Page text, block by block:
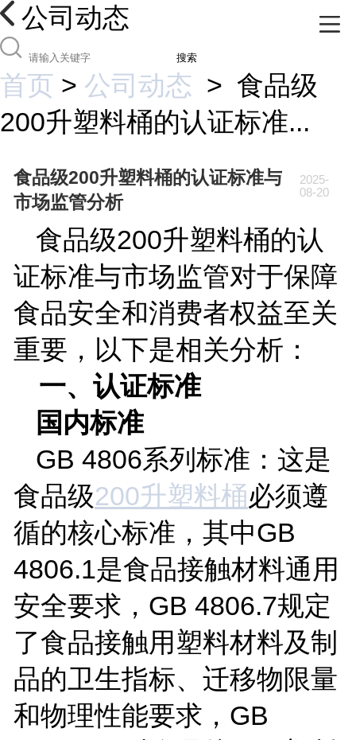
公司动态
搜索
首页 > 公司动态 > 食品级
200升塑料桶的认证标准...
食品级200升塑料桶的认证标准与
市场监管分析
2025-
08-20
食品级200升塑料桶的认
证标准与市场监管对于保障
食品安全和消费者权益至关
重要，以下是相关分析：
一、认证标准
国内标准
GB 4806系列标准：这是
食品级200升塑料桶必须遵
循的核心标准，其中GB
4806.1是食品接触材料通用
安全要求， GB 4806.7规定
了食品接触用塑料材料及制
品的卫生指标、迁移物限量
和物理性能要求， GB